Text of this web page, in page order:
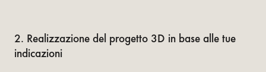
2. Realizzazione del progetto 3D in base alle tue
indicazioni